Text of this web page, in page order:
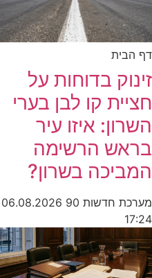
דף הבית
זינוק בדוחות על
חציית קו לבן בערי
השרון: איזו עיר
בראש הרשימה
המביכה בשרון?
מערכת חדשות 90
06.08.2026
17:24